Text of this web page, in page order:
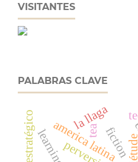
VISITANTES
PALABRAS CLAVE
fiction
america latina
tea
learning
la llaga